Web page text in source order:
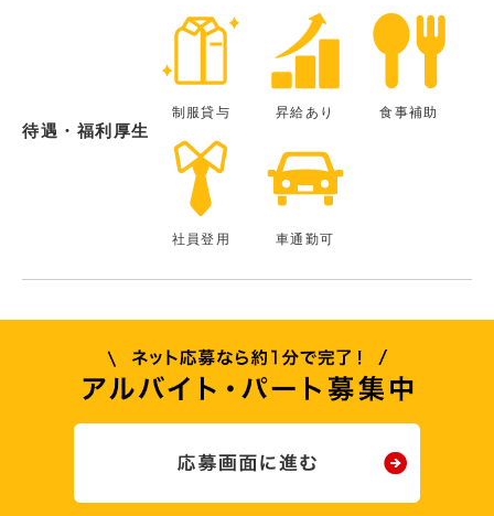
待遇・福利厚生
制服貸与 昇給あり 食事補助
社員登用 車通勤可